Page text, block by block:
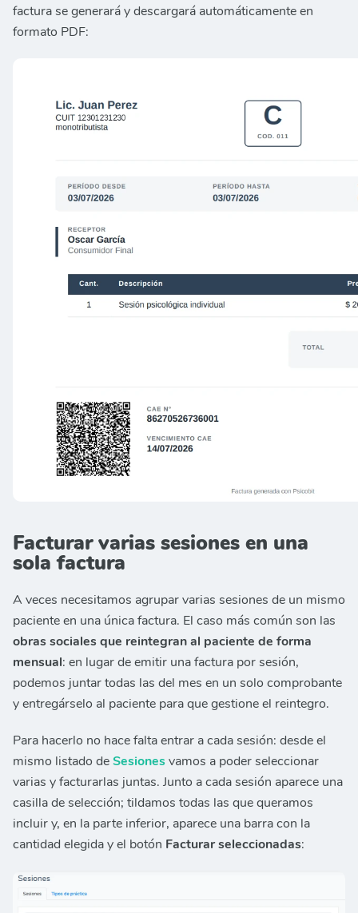
factura se generará y descargará automáticamente en
formato PDF:
Facturar varias sesiones en una
sola factura
A veces necesitamos agrupar varias sesiones de un mismo
paciente en una única factura. El caso más común son las
obras sociales que reintegran al paciente de forma
mensual: en lugar de emitir una factura por sesión,
podemos juntar todas las del mes en un solo comprobante
y entregárselo al paciente para que gestione el reintegro.
Para hacerlo no hace falta entrar a cada sesión: desde el
mismo listado deSesionesvamos a poder seleccionar
varias y facturarlas juntas. Junto a cada sesión aparece una
casilla de selección; tildamos todas las que queramos
incluir y, en la parte inferior, aparece una barra con la
cantidad elegida y el botón Facturar seleccionadas: